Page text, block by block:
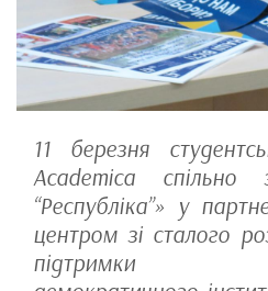
11 березня
Academica
“Республіка”» у
центром зі сталого
підтримки